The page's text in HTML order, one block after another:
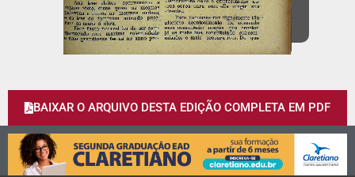
BAIXAR O ARQUIVO DESTA EDIÇÃO COMPLETA EM PDF